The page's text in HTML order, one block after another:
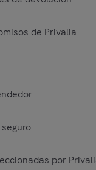
de Privalia
seguro
por